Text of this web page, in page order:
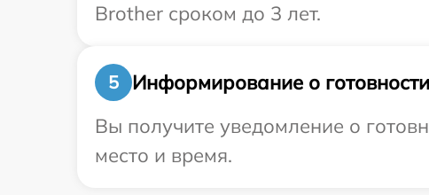
Brother сроком до 3 лет.
5
Информирование о готовности
Вы получите уведомление о
место и время.